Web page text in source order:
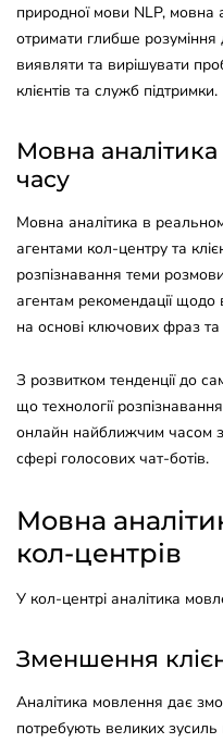
природної мови NLP, мовна
отримати глибше розуміння
виявляти та вирішувати
клієнтів та служб підтримки.
Мовна
часу
Мовна аналітика в
агентами кол-центру та
розпізнавання теми
агентам рекомендації щодо
на основі ключових фраз та
З розвитком тенденції до
що технології
онлайн найближчим часом
сфері голосових чат-ботів.
Мовна
кол-центрів
У кол-центрі аналітика
Зменшення
Аналітика мовлення дає
потребують великих зусиль